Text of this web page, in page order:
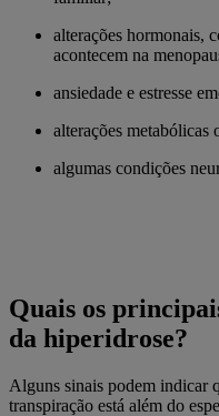
alterações hormonais,
acontecem na
ansiedade e estresse
alterações metabólicas
algumas condições
Quais os
da hiperidrose?
Alguns sinais podem indicar
transpiração está além do